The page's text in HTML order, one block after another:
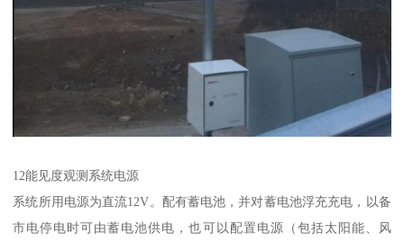
12能见度观测系统电源
系统所用电源为直流12V。配有蓄电池，并对蓄电池浮充充电，以备
市电停电时可由蓄电池供电，也可以配置电源（包括太阳能、风